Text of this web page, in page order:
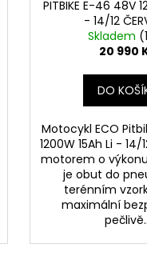
PITBIKE E-46 48V
- 14/12
Skladem
20 990
DO
Motocykl ECO
1200W 15Ah Li -
motorem o
je obut do
terénním
maximální